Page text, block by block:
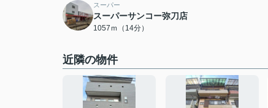
スーパー
スーパーサンコー弥刀店
1057ｍ（14分）
近隣の物件